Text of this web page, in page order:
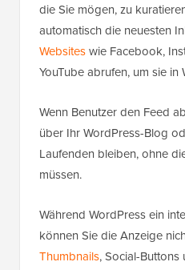
die Sie mögen, zu
automatisch die neuesten
Websiteswie Facebook,
YouTube abrufen, um sie
Wenn Benutzer den Feed
über Ihr WordPress-Blog
Laufenden bleiben, ohne
müssen.
Während WordPress ein
können Sie die Anzeige
Thumbnails, Social-Buttons